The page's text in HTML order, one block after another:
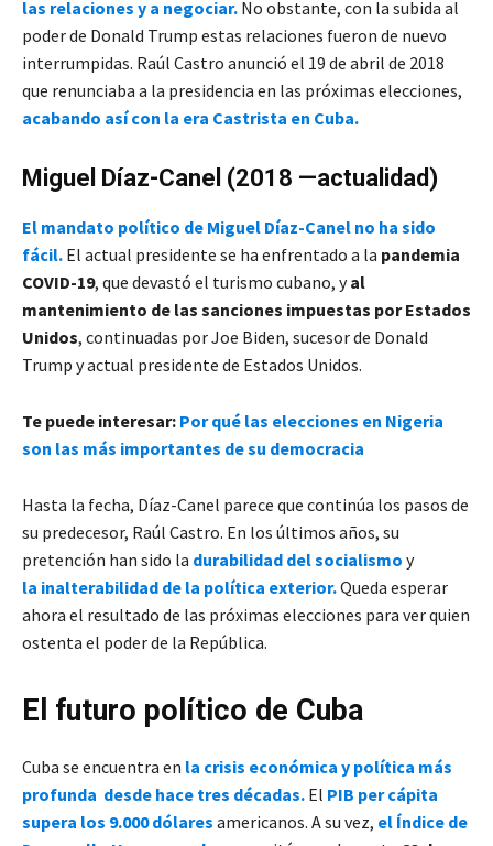
las relaciones y a negociar. No obstante, con la subida al
poder de Donald Trump estas relaciones fueron de nuevo
interrumpidas. Raúl Castro anunció el 19 de abril de 2018
que renunciaba a la presidencia en las próximas elecciones,
acabando así con la era Castrista en Cuba.
Miguel Díaz-Canel (2018 —actualidad)
El mandato político de Miguel Díaz-Canel no ha sido
fácil. El actual presidente se ha enfrentado a la pandemia
COVID-19, que devastó el turismo cubano, yal
mantenimiento de las sanciones impuestas por Estados
Unidos, continuadas por Joe Biden, sucesor de Donald
Trump y actual presidente de Estados Unidos.
Te puede interesar: Por qué las elecciones en Nigeria
son las más importantes de su democracia
Hasta la fecha, Díaz-Canel parece que continúa los pasos de
su predecesor, Raúl Castro. En los últimos años, su
pretención han sido la durabilidad del socialismo y
la inalterabilidad de la política exterior.Queda esperar
ahora el resultado de las próximas elecciones para ver quien
ostenta el poder de la República.
El futuro político de Cuba
Cuba se encuentra en la crisis económica y política más
profunda desde hace tres décadas. El PIB per cápita
supera los 9.000 dólares americanos. A su vez, el Índice de